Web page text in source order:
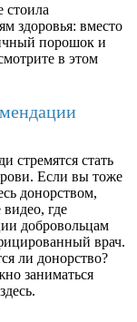
стоила
здоровья: вместо
порошок и
в этом
стремятся стать
Если вы тоже
донорством,
где
добровольцам
врач.
ли донорство?
заниматься